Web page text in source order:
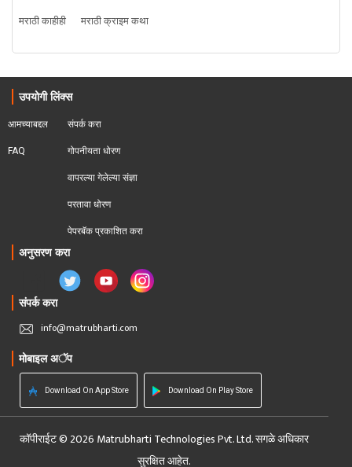
मराठी काहीही
मराठी क्राइम कथा
उपयोगी लिंक्स
आमच्याबद्दल
FAQ
संपर्क करा
गोपनीयता धोरण
वापरल्या गेलेल्या संज्ञा
परतावा धोरण
पेपरबॅक प्रकाशित करा
अनुसरण करा
संपर्क करा
info@matrubharti.com
मोबाइल अॅप
Download On App Store Download On Play Store
कॉपीराईट © 2026 Matrubharti Technologies Pvt. Ltd. सगळे अधिकार
सुरक्षित आहेत.